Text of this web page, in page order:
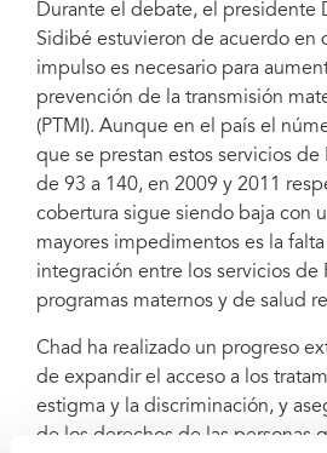
Durante el debate, el presidente
Sidibé estuvieron de acuerdo en
impulso es necesario para
prevención de la transmisión
(PTMI). Aunque en el país el
que se prestan estos servicios de
de 93 a 140, en 2009 y 2011
cobertura sigue siendo baja con
mayores impedimentos es la
integración entre los servicios de
programas maternos y de salud
Chad ha realizado un progreso
de expandir el acceso a los
estigma y la discriminación, y
de los derechos de las personas